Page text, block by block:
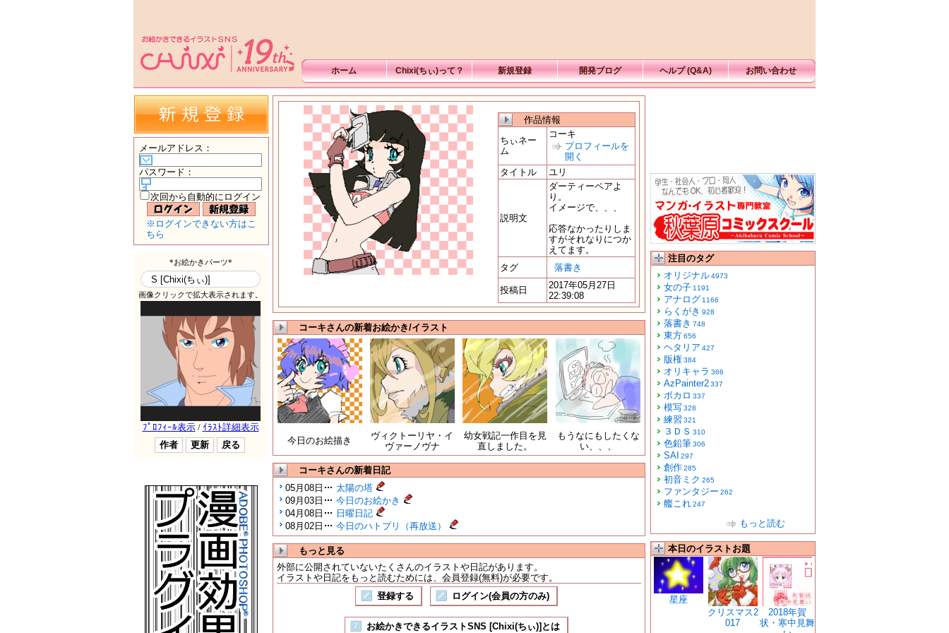
ホーム Chixi(ちぃ)って？ 新規登録 開発ブログ ヘルプ (Q&A) お問い合わせ
メールアドレス ：
パスワード ：
次回から自動的にログイン
※ログインできない方はこ
ちら
作品情報
ちぃネー
ム
コーキ
プロフィールを
開く
タイトル
ユリ
説明文
ダーティーペアよ
り。
イメージで、、、
応答なかったりしま
すがそれなりにつか
えてます。
タグ
落書き
投稿日
2017年05月27日
22:39:08
コーキさんの新着お絵かき/イラスト
今日のお絵描き
ヴィクトーリヤ・イ
ヴァーノヴナ
幼女戦記一作目を見
直しました。
もうなにもしたくな
い、、、
コーキさんの新着日記
05月08日
太陽の塔
09月03日
今日のお絵かき
04月08日
日曜日記
08月02日
今日のハトプリ（再放送）
もっと見る
外部に公開されていないたくさんのイラストや日記があります。
イラストや日記をもっと読むためには、会員登録(無料)が必要です。
登録する
ログイン(会員の方のみ)
お絵かきできるイラストSNS [Chixi(ちぃ)]とは
注目のタグ
オリジナル4973
女の子 1191
アナログ 1166
らくがき 928
落書き 748
東方656
ヘタリア 427
版権384
オリキャラ 366
AzPainter2337
ボカロ 337
模写328
練習 321
３ＤＳ 310
色鉛筆306
SAI 297
創作285
初音ミク 265
ファンタジー 262
艦これ247
もっと読む
本日のイラストお題
星座
クリスマス2
017
2018年賀
状・寒中見舞